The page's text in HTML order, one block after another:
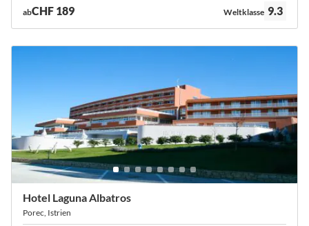
abCHF 189 Bewertung:
Weltklasse 9.3
Hotel Laguna Albatros
Porec, Istrien